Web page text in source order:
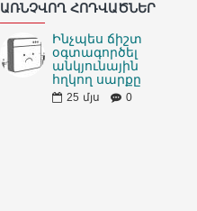
ԱՌՆՉՎՈՂ ՀՈԴՎԱԾՆԵՐ
Ինչպես ճիշտ
օգտագործել
անկյունային
հղկող սարքը
25 մյս 0